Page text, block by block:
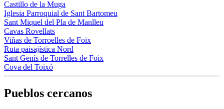
Castillo de la Muga
Iglesia Parroquial de Sant Bartomeu
Sant Miquel del Pla de Manlleu
Cavas Rovellats
Viñas de Torroelles de Foix
Ruta paisajística Nord
Sant Genís de Torrelles de Foix
Cova del Toixó
Pueblos cercanos